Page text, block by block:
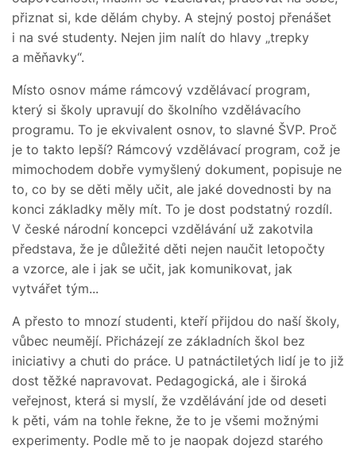
přiznat si, kde dělám chyby. A stejný postoj přenášet
i na své studenty. Nejen jim nalít do hlavy „trepky
a měňavky“.
Místo osnov máme rámcový vzdělávací program,
který si školy upravují do školního vzdělávacího
programu. To je ekvivalent osnov, to slavné ŠVP. Proč
je to takto lepší? Rámcový vzdělávací program, což je
mimochodem dobře vymyšlený dokument, popisuje ne
to, co by se děti měly učit, ale jaké dovednosti by na
konci základky měly mít. To je dost podstatný rozdíl.
V české národní koncepci vzdělávání už zakotvila
představa, že je důležité děti nejen naučit letopočty
a vzorce, ale i jak se učit, jak komunikovat, jak
vytvářet tým...
A přesto to mnozí studenti, kteří přijdou do naší školy,
vůbec neumějí. Přicházejí ze základních škol bez
iniciativy a chuti do práce. U patnáctiletých lidí je to již
dost těžké napravovat. Pedagogická, ale i široká
veřejnost, která si myslí, že vzdělávání jde od deseti
k pěti, vám na tohle řekne, že to je všemi možnými
experimenty. Podle mě to je naopak dojezd starého